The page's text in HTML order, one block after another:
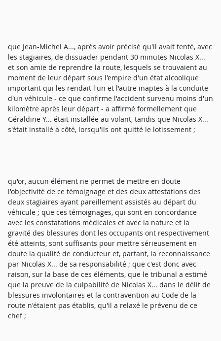
que Jean-Michel A..., après avoir précisé qu'il avait tenté, avec
les stagiaires, de dissuader pendant 30 minutes Nicolas X...
et son amie de reprendre la route, lesquels se trouvaient au
moment de leur départ sous l'empire d'un état alcoolique
important qui les rendait l'un et l'autre inaptes à la conduite
d'un véhicule - ce que confirme l'accident survenu moins d'un
kilomètre après leur départ - a affirmé formellement que
Géraldine Y... était installée au volant, tandis que Nicolas X...
s'était installé à côté, lorsqu'ils ont quitté le lotissement ;
qu'or, aucun élément ne permet de mettre en doute
l'objectivité de ce témoignage et des deux attestations des
deux stagiaires ayant pareillement assistés au départ du
véhicule ; que ces témoignages, qui sont en concordance
avec les constatations médicales et avec la nature et la
gravité des blessures dont les occupants ont respectivement
été atteints, sont suffisants pour mettre sérieusement en
doute la qualité de conducteur et, partant, la reconnaissance
par Nicolas X... de sa responsabilité ; que c'est donc avec
raison, sur la base de ces éléments, que le tribunal a estimé
que la preuve de la culpabilité de Nicolas X... dans le délit de
blessures involontaires et la contravention au Code de la
route n'étaient pas établis, qu'il a relaxé le prévenu de ce
chef ;